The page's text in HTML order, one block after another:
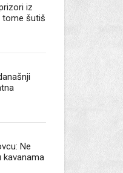
iz
tome šutiš
Ne
kavanama